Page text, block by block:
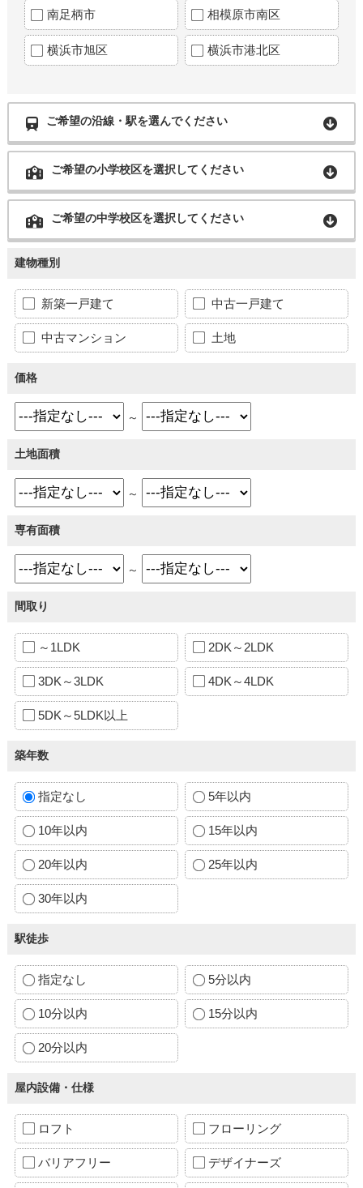
南足柄市 相模原市南区
横浜市旭区 横浜市港北区
ご希望の沿線・駅を選んでください
ご希望の小学校区を選択してください
ご希望の中学校区を選択してください
建物種別
新築一戸建て 中古一戸建て
中古マンション 土地
価格
～
土地面積
～
専有面積
～
間取り
～1LDK 2DK～2LDK
3DK～3LDK 4DK～4LDK
5DK～5LDK以上
築年数
指定なし 5年以内
10年以内 15年以内
20年以内 25年以内
30年以内
駅徒歩
指定なし 5分以内
10分以内 15分以内
20分以内
屋内設備・仕様
ロフト フローリング
バリアフリー デザイナーズ